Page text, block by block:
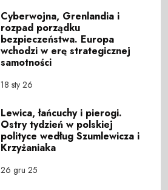
Cyberwojna, Grenlandia i
rozpad porządku
bezpieczeństwa. Europa
wchodzi w erę strategicznej
samotności
18 sty 26
Lewica, łańcuchy i pierogi.
Ostry tydzień w polskiej
polityce według Szumlewicza i
Krzyżaniaka
26 gru 25